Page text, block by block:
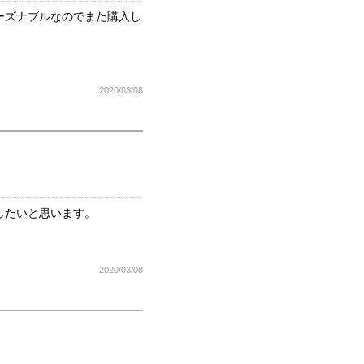
ナブルなのでまた購入し
2020/03/08
いと思います。
2020/03/08